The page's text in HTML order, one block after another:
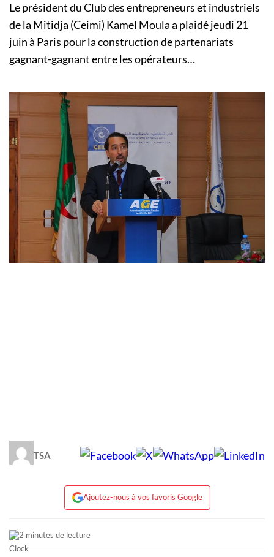
Le président du Club des entrepreneurs et industriels
de la Mitidja (Ceimi) Kamel Moula a plaidé jeudi 21
juin à Paris pour la construction de partenariats
gagnant-gagnant entre les opérateurs…
TSA
Ajoutez-nous à vos favoris Google
2 minutes de lecture